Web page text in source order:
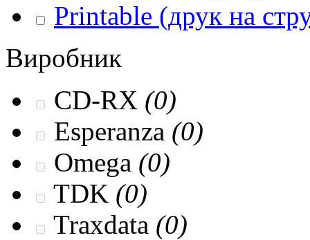
Printable (друк на
Виробник
CD-RX (0)
Esperanza (0)
Omega (0)
TDK (0)
Traxdata (0)